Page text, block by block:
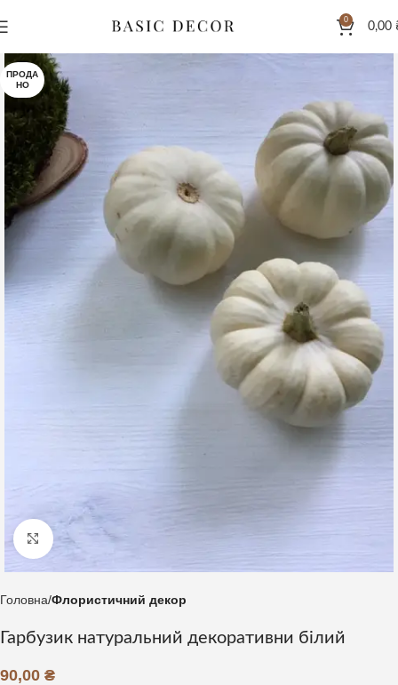
0
0,00
ПРОДА
НО
Клацніть, щоб збільшити
Головна Флористичний декор
Гарбузик натуральний декоративни білий
90,00 ₴